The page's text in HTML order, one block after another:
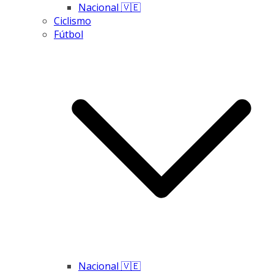
Nacional 🇻🇪
Ciclismo
Fútbol
Nacional 🇻🇪